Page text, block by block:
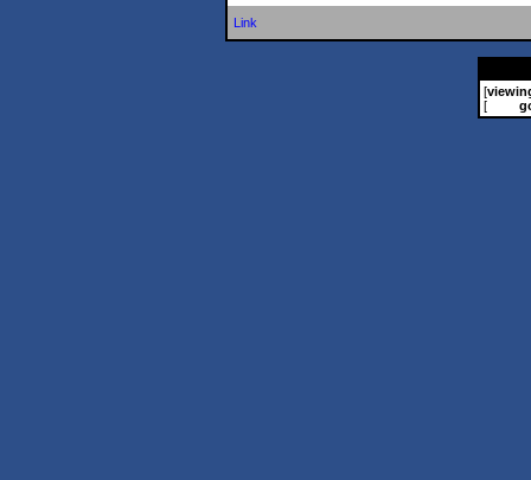
Link
[
[